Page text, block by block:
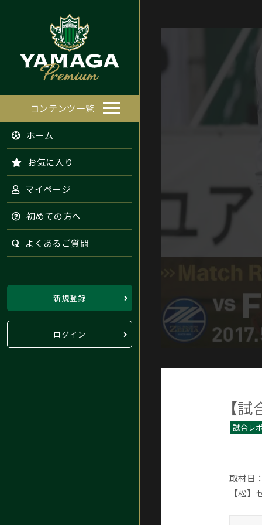
コンテンツ一覧
ホーム
お気に入り
マイページ
初めての方へ
よくあるご質問
新規登録
ログイン
【
試合レ
取材日
【松